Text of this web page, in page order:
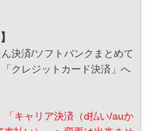
決済/ソフトバンクまとめて
クレジットカード決済」へ
キャリア決済（d払い/auか